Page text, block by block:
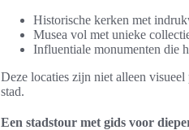
Historische kerken met
Musea vol met unieke
Influentiale monumenten die
Deze locaties zijn niet alleen
stad.
Een stadstour met gids voor